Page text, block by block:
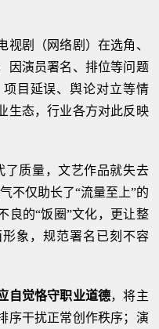
剧（网络剧）在选角、
因演员署名、排位等问题
目延误、舆论对立等情
生态，行业各方对此反映
了质量，文艺作品就失去
不仅助长了“流量至上”的
良的“饭圈”文化，更让整
象，规范署名已刻不容
自觉恪守职业道德，将主
序干扰正常创作秩序；演